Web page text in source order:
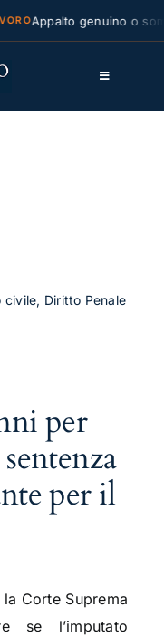
Appalto genuino o
Toggle
Diritto Penale
per
per il
Corte Suprema
se l’imputato